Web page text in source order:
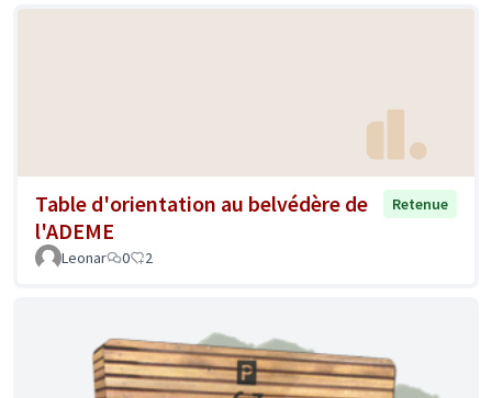
Table d'orientation au belvédère de
l'ADEME
Retenue
Leonar 0 2